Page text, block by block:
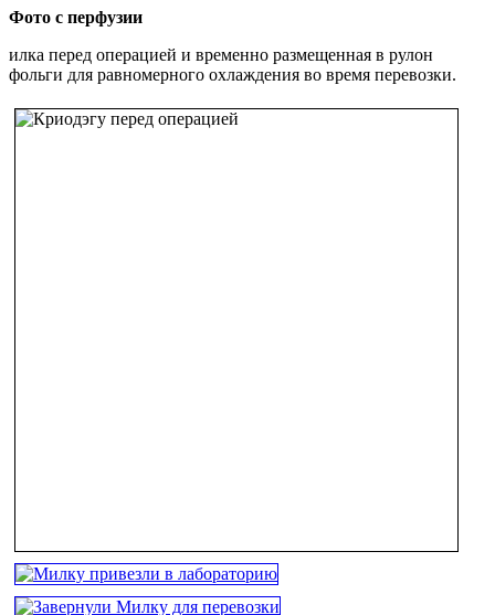
Фото с перфузии
илка перед операцией и временно размещенная в рулон
фольги для равномерного охлаждения во время перевозки.